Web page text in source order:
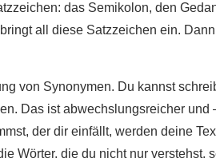
das Semikolon, den
all diese Satzzeichen ein.
von Synonymen. Du kannst
Das ist abwechslungsreicher
der dir einfällt, werden deine
Wörter, die du nicht nur verstehst,